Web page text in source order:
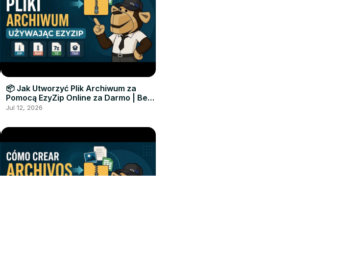
📦 Jak Utworzyć Plik Archiwum za
Pomocą EzyZip Online za Darmo | Bez
Instalacji Oprogramowania
Jul 12, 2026